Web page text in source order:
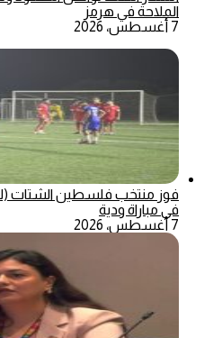
الملاحة في هرمز
7 أغسطس، 2026
فوز منتخب فلسطين الشتات
في مباراة ودية
7 أغسطس، 2026